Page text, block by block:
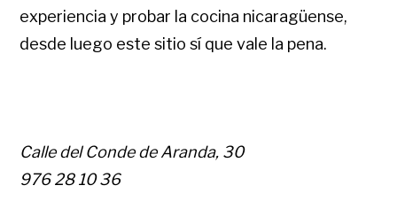
experiencia y probar la cocina nicaragüense,
desde luego este sitio sí que vale la pena.
Calle del Conde de Aranda, 30
976 28 10 36